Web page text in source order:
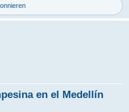
en el Medellín